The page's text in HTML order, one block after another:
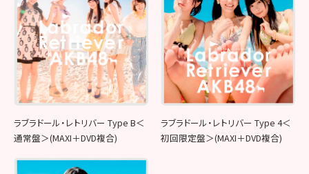
ラブラドール・レトリバー Type B＜
通常盤＞(MAXI＋DVD複合)
ラブラドール・レトリバー Type 4＜
初回限定盤＞(MAXI＋DVD複合)